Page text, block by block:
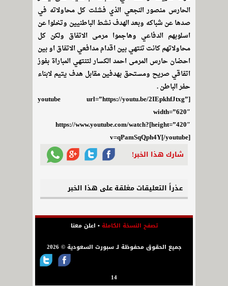
الحارس منصور النجعي الذي فشلت كل محاولاته في
صدها عن شباكه وبعد الهدف نشط الباطنيين وتخلوا عن
اسلوبهم الدفاعي وهاجموا مرمى الاتفاق ولكن كل
محاولاتهم كانت تنتهي بين اقدام مدافعي الاتفاق او بين
احضان حارس المرمى احمد الكسار لتنتهي المباراة بفوز
اتفاقي صريح ومستحق بهدفين مقابل هدف يتيم لابناء
حفر الباطن .
[youtube url=”https://youtu.be/2IEpkhfJtxg”
width=”620″
height=”420″]https://www.youtube.com/watch?
v=qPamSqQph4Y[/youtube]
شارك هذا الخبر!
عذراً التعليقات مغلقة على هذا الخبر
تصفح النسخة الكاملة• اعلن معنا
جميع الحقوق محفوظة لـ سبورت السعودية © 2026
14